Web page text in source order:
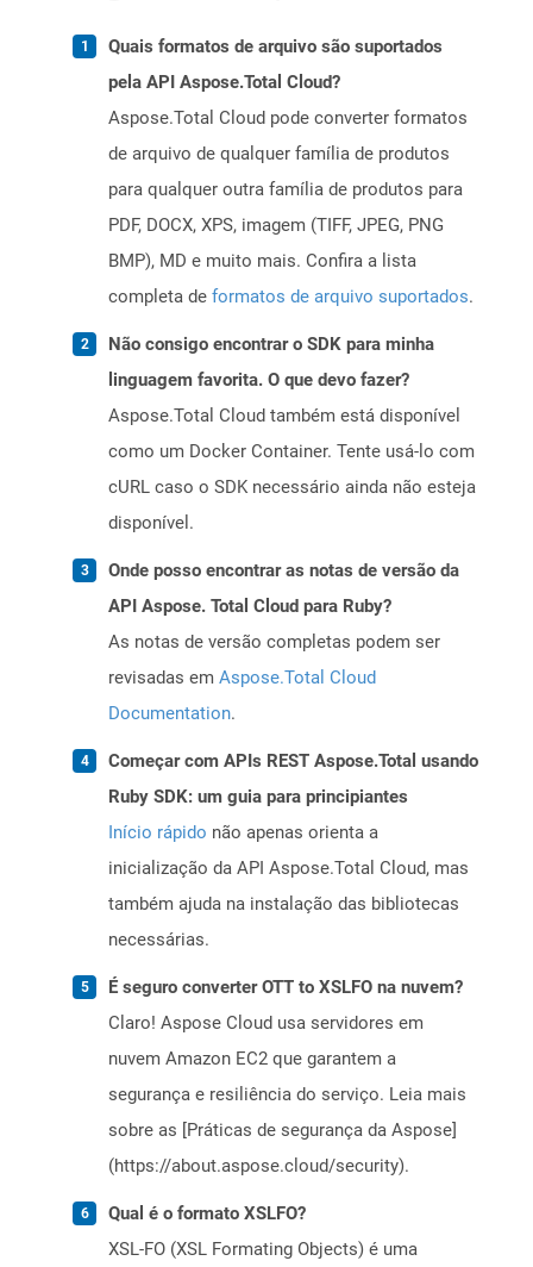
Quais formatos de arquivo são suportados
pela API Aspose.Total Cloud?
Aspose.Total Cloud pode converter formatos
de arquivo de qualquer família de produtos
para qualquer outra família de produtos para
PDF, DOCX, XPS, imagem (TIFF, JPEG, PNG
BMP), MD e muito mais. Confira a lista
completa de formatos de arquivo suportados.
Não consigo encontrar o SDK para minha
linguagem favorita. O que devo fazer?
Aspose.Total Cloud também está disponível
como um Docker Container. Tente usá-lo com
cURL caso o SDK necessário ainda não esteja
disponível.
Onde posso encontrar as notas de versão da
API Aspose. Total Cloud para Ruby?
As notas de versão completas podem ser
revisadas em Aspose.Total Cloud
Documentation.
Começar com APIs REST Aspose.Total usando
Ruby SDK: um guia para principiantes
Início rápido não apenas orienta a
inicialização da API Aspose.Total Cloud, mas
também ajuda na instalação das bibliotecas
necessárias.
É seguro converter OTT to XSLFO na nuvem?
Claro! Aspose Cloud usa servidores em
nuvem Amazon EC2 que garantem a
segurança e resiliência do serviço. Leia mais
sobre as [Práticas de segurança da Aspose]
(https://about.aspose.cloud/security).
Qual é o formato XSLFO?
XSL-FO (XSL Formating Objects) é uma